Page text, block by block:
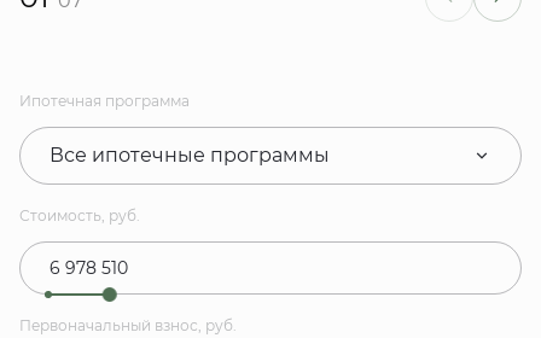
Ипотечная программа
Все ипотечные программы
Стоимость, руб.
Первоначальный взнос, руб.